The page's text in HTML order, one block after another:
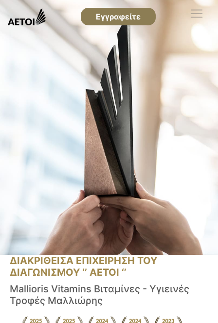
Εγγραφείτε
ΔΙΑΚΡΙΘΕΙΣΑ ΕΠΙΧΕΙΡΗΣΗ ΤΟΥ
ΔΙΑΓΩΝΙΣΜΟΥ ‘’ ΑΕΤΟΙ ‘’
Mallioris Vitamins Βιταμίνες - Υγιεινές
Τροφές Μαλλιώρης